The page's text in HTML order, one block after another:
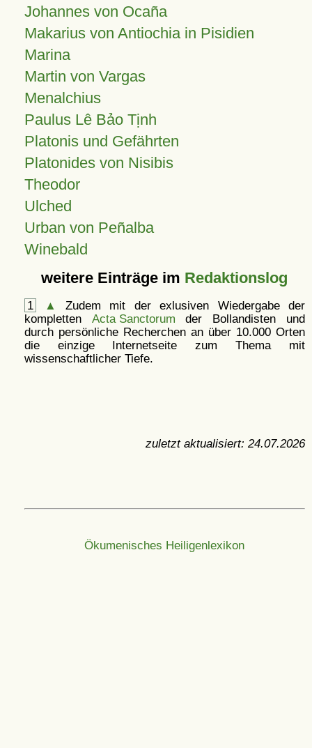
Johannes von Ocaña
Makarius von Antiochia in Pisidien
Marina
Martin von Vargas
Menalchius
Paulus Lê Bảo Tịnh
Platonis und Gefährten
Platonides von Nisibis
Theodor
Ulched
Urban von Peñalba
Winebald
weitere Einträge im Redaktionslog
1 ▲
Zudem mit der exlusiven Wiedergabe der
kompletten Acta Sanctorum der Bollandisten und
durch persönliche Recherchen an über 10.000 Orten
die einzige Internetseite zum Thema mit
wissenschaftlicher Tiefe.
zuletzt aktualisiert: 24.07.2026
Ökumenisches Heiligenlexikon